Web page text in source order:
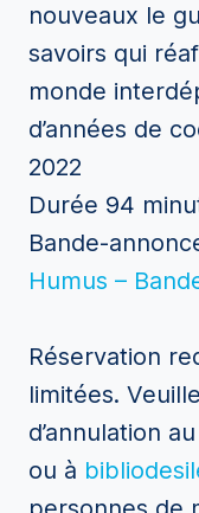
nouveaux le
savoirs qui
monde
d’années de
2022
Durée 94
Bande-
Humus –
Réservation
limitées.
d’annulation
ou à